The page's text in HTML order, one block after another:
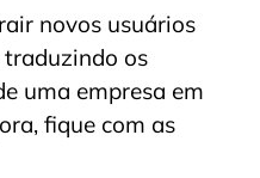
novos usuários
traduzindo os
uma empresa em
fique com as